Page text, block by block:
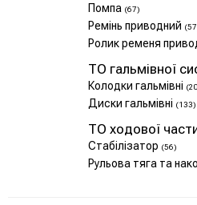
Помпа (67)
Ремінь приводний
Ролик ременя
ТО гальмівної
Колодки гальмівні
Диски гальмівні (133)
ТО ходової
Стабілізатор (56)
Рульова тяга та